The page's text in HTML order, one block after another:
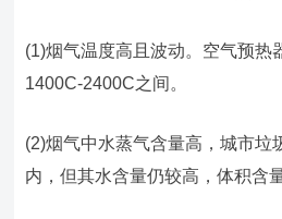
(1)烟气温度高且波动。空气预热
1400C-2400C之间。
(2)烟气中水蒸气含量高，城市垃
内，但其水含量仍较高，体积含